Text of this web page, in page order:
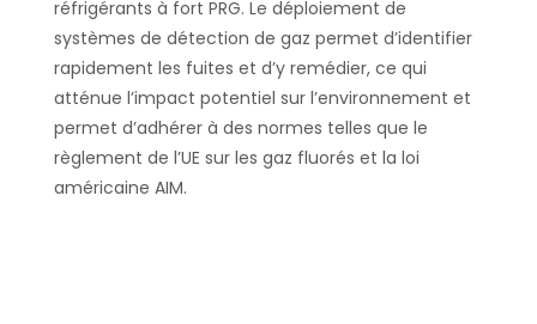
réfrigérants à fort PRG. Le déploiement de
systèmes de détection de gaz permet d’identifier
rapidement les fuites et d’y remédier, ce qui
atténue l’impact potentiel sur l’environnement et
permet d’adhérer à des normes telles que le
règlement de l’UE sur les gaz fluorés et la loi
américaine AIM.